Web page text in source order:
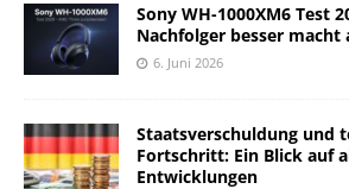
Sony WH-1000XM6 Test
Nachfolger besser macht
6. Juni 2026
Staatsverschuldung und
Fortschritt: Ein Blick auf
Entwicklungen